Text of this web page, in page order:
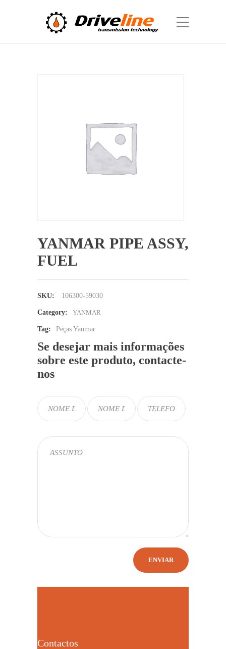
YANMAR PIPE ASSY,
FUEL
SKU: 106300-59030
Category: YANMAR
Tag: Peças Yanmar
Se desejar mais informações
sobre este produto, contacte-
nos
Contactos